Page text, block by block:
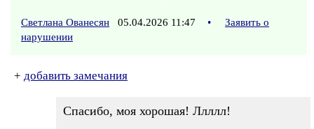
Светлана Ованесян 05.04.2026 11:47 •
Заявить о
нарушении
+ добавить замечания
Спасибо, моя хорошая! Ллллл!